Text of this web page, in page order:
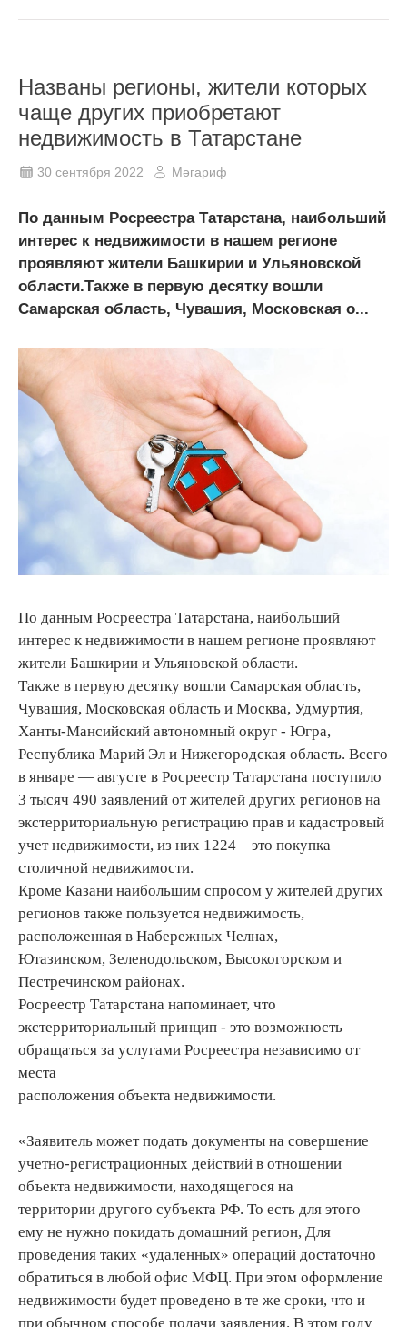
Названы регионы, жители которых
чаще других приобретают
недвижимость в Татарстане
30 сентября 2022 Мәгариф
По данным Росреестра Татарстана, наибольший
интерес к недвижимости в нашем регионе
проявляют жители Башкирии и Ульяновской
области.Также в первую десятку вошли
Самарская область, Чувашия, Московская о...
По данным Росреестра Татарстана, наибольший
интерес к недвижимости в нашем регионе проявляют
жители Башкирии и Ульяновской области.
Также в первую десятку вошли Самарская область,
Чувашия, Московская область и Москва, Удмуртия,
Ханты-Мансийский автономный округ - Югра,
Республика Марий Эл и Нижегородская область. Всего
в январе — августе в Росреестр Татарстана поступило
3 тысяч 490 заявлений от жителей других регионов на
экстерриториальную регистрацию прав и кадастровый
учет недвижимости, из них 1224 – это покупка
столичной недвижимости.
Кроме Казани наибольшим спросом у жителей других
регионов также пользуется недвижимость,
расположенная в Набережных Челнах,
Ютазинском, Зеленодольском, Высокогорском и
Пестречинском районах.
Росреестр Татарстана напоминает, что
экстерриториальный принцип - это возможность
обращаться за услугами Росреестра независимо от
места
расположения объекта недвижимости.
«Заявитель может подать документы на совершение
учетно-регистрационных действий в отношении
объекта недвижимости, находящегося на
территории другого субъекта РФ. То есть для этого
ему не нужно покидать домашний регион, Для
проведения таких «удаленных» операций достаточно
обратиться в любой офис МФЦ. При этом оформление
недвижимости будет проведено в те же сроки, что и
при обычном способе подачи заявления. В этом году